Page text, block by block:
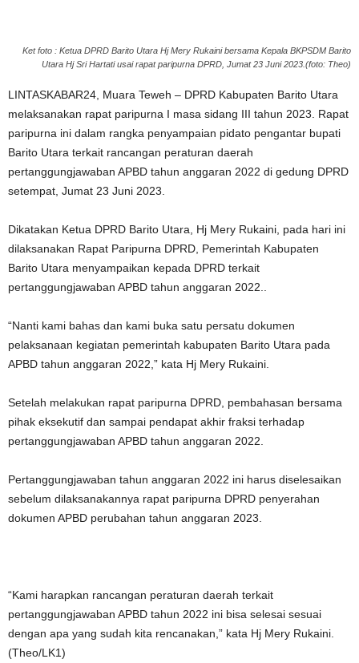
Ket foto : Ketua DPRD Barito Utara Hj Mery Rukaini bersama Kepala BKPSDM Barito
Utara Hj Sri Hartati usai rapat paripurna DPRD, Jumat 23 Juni 2023.(foto: Theo)
LINTASKABAR24, Muara Teweh – DPRD Kabupaten Barito Utara
melaksanakan rapat paripurna I masa sidang III tahun 2023. Rapat
paripurna ini dalam rangka penyampaian pidato pengantar bupati
Barito Utara terkait rancangan peraturan daerah
pertanggungjawaban APBD tahun anggaran 2022 di gedung DPRD
setempat, Jumat 23 Juni 2023.
Dikatakan Ketua DPRD Barito Utara, Hj Mery Rukaini, pada hari ini
dilaksanakan Rapat Paripurna DPRD, Pemerintah Kabupaten
Barito Utara menyampaikan kepada DPRD terkait
pertanggungjawaban APBD tahun anggaran 2022..
“Nanti kami bahas dan kami buka satu persatu dokumen
pelaksanaan kegiatan pemerintah kabupaten Barito Utara pada
APBD tahun anggaran 2022,” kata Hj Mery Rukaini.
Setelah melakukan rapat paripurna DPRD, pembahasan bersama
pihak eksekutif dan sampai pendapat akhir fraksi terhadap
pertanggungjawaban APBD tahun anggaran 2022.
Pertanggungjawaban tahun anggaran 2022 ini harus diselesaikan
sebelum dilaksanakannya rapat paripurna DPRD penyerahan
dokumen APBD perubahan tahun anggaran 2023.
“Kami harapkan rancangan peraturan daerah terkait
pertanggungjawaban APBD tahun 2022 ini bisa selesai sesuai
dengan apa yang sudah kita rencanakan,” kata Hj Mery Rukaini.
(Theo/LK1)